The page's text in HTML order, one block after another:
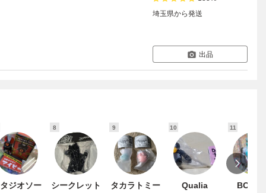
埼玉県から発送
出品
ジオソー
8
シークレット
9
タカラトミー
10
Qualia
11